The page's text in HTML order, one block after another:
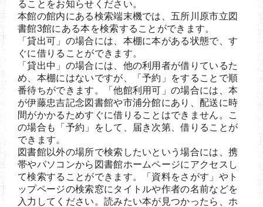
ることをお知らせください。
本館の館内にある検索端末機では、五所川原市立図
書館3館にある本を検索することができます。
「貸出可」の場合には、本棚に本がある状態で、す
ぐに借りることができます。
「貸出中」の場合には、他の利用者が借りているた
め、本棚にはないですが、「予約」をすることで順
番待ちができます。「他館利用可」の場合には、本
が伊藤忠吉記念図書館や市浦分館にあり、配送に時
間がかかるためすぐに借りることはできません。こ
の場合も「予約」をして、届き次第、借りることが
できます。
図書館以外の場所で検索したいという場合には、携
帯やパソコンから図書館ホームページにアクセスし
て検索することができます。「資料をさがす」やト
ップページの検索窓にタイトルや作者の名前などを
入力してください。読みたい本が見つかったら、ホ